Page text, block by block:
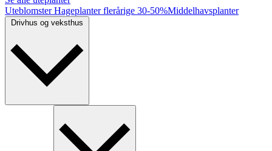
UteblomsterHageplanter flerårige 30-50%Middelhavsplanter